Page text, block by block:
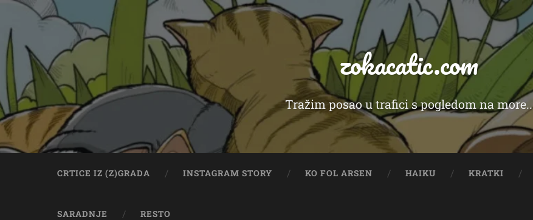
zokacatic.com
Tražim posao u trafici s pogledom na more..
CRTICE IZ (Z)GRADA INSTAGRAM STORY KO FOL ARSEN HAIKU KRATKI
SARADNJE RESTO